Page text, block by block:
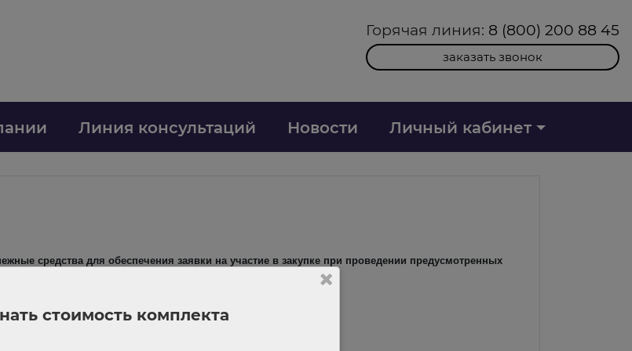
Горячая линия: 8 (800) 200 88 45
заказать звонок
Линия консультаций Новости Личный кабинет
средства для обеспечения заявки на участие в закупке при проведении предусмотренных
осуществления закупок товаров, работ, услуг
стоимость комплекта